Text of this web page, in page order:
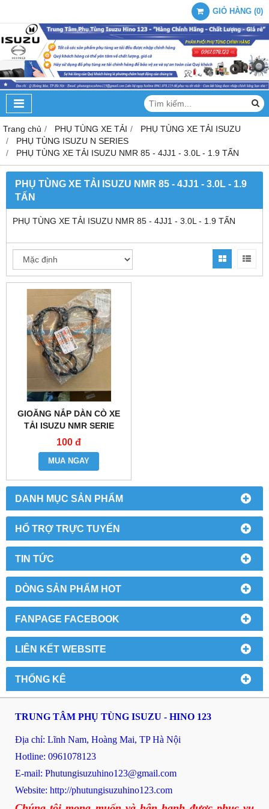
GIỎ HÀNG (0)
Trang chủ PHỤ TÙNG XE TẢI
PHỤ TÙNG XE TẢI ISUZU
PHỤ TÙNG ISUZU N SERIES
PHỤ TÙNG XE TẢI ISUZU NMR 85 - 4JJ1 - 3.0L - 1.9 TẤN
DANH MỤC SẢN PHẨM
HỔ TRỢ TRỰC TUYẾN
TIN TỨC
DÒNG SẢN PHẨM HOT
FANPAGE FACEBOOK
LIÊN KẾT WEBSITE
THỐNG KÊ
PHỤ TÙNG XE TẢI ISUZU NMR 85 - 4JJ1 - 3.0L - 1.9
TẤN
PHỤ TÙNG XE TẢI ISUZU NMR 85 - 4JJ1 - 3.0L - 1.9 TẤN
GIOĂNG NẮP DÀN CÒ XE
TẢI ISUZU NMR SERIE
100 đ
MUA NGAY
TRUNG TÂM PHỤ TÙNG ISUZU - HINO 123
Địa chỉ: Lĩnh Nam, Hoàng Mai, TP Hà Nội
Hotline: 0961078123
E-mail: Phutungisuzuhino123@gmail.com
Website: http://phutungisuzuhino123.com